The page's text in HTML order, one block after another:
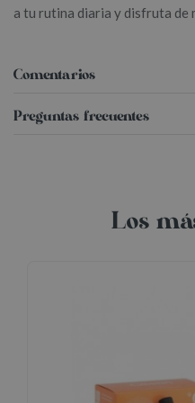
a tu rutina diaria y disfruta de
Comentarios
Preguntas frecuentes
Los